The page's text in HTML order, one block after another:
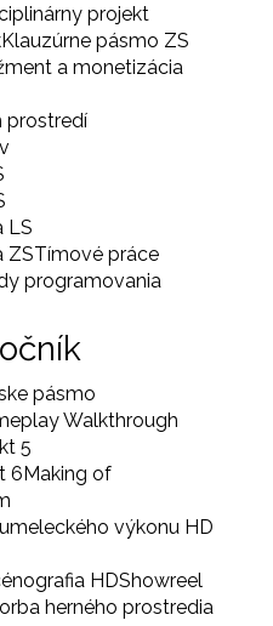
projekt
Klauzúrne pásmo ZS
a monetizácia
prostredí
LS
ZSTímové práce
programovania
pásmo
Walkthrough
5
6Making of
výkonu HD
HDShowreel
herného prostredia